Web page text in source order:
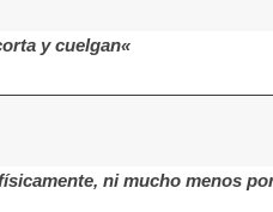
y cuelgan«
ni mucho menos